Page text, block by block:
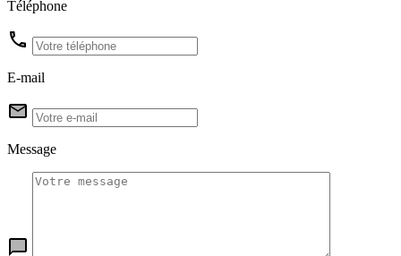
Téléphone
E-mail
Message